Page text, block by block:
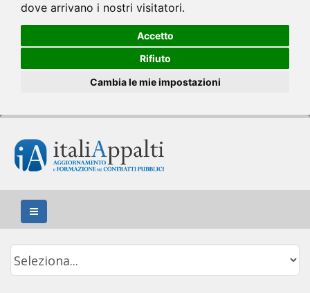
dove arrivano i nostri visitatori.
Accetto
Rifiuto
Cambia le mie impostazioni